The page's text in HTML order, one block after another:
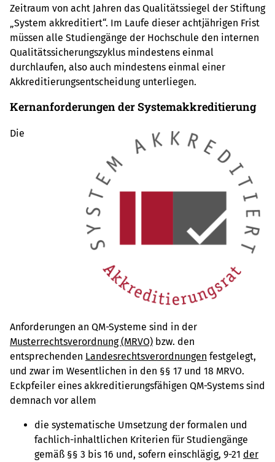
Zeitraum von acht Jahren das Qualitätssiegel der Stiftung
„System akkreditiert“. Im Laufe dieser achtjährigen Frist
müssen alle Studiengänge der Hochschule den internen
Qualitätssicherungszyklus mindestens einmal
durchlaufen, also auch mindestens einmal einer
Akkreditierungsentscheidung unterliegen.
Kernanforderungen der Systemakkreditierung
Die
Anforderungen an QM-Systeme sind in der
Musterrechtsverordnung (MRVO) bzw. den
entsprechenden Landesrechtsverordnungen festgelegt,
und zwar im Wesentlichen in den §§ 17 und 18 MRVO.
Eckpfeiler eines akkreditierungsfähigen QM-Systems sind
demnach vor allem
die systematische Umsetzung der formalen und
fachlich-inhaltlichen Kriterien für Studiengänge
gemäß §§ 3 bis 16 und, sofern einschlägig, 9-21 der